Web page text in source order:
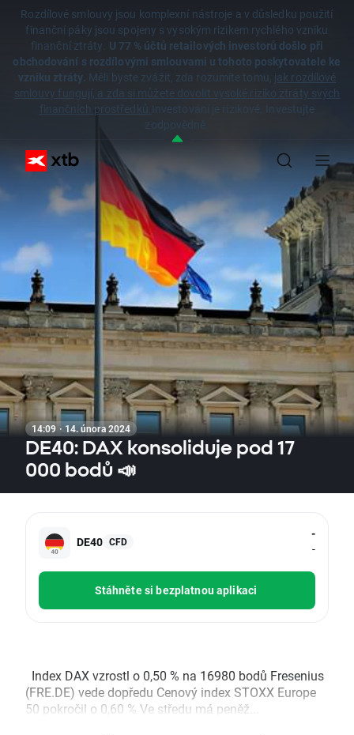
Rozdílové smlouvy jsou komplexní nástroje a v důsledku použití
finanční páky jsou spojeny s vysokým rizikem rychlého vzniku
finanční ztráty. U 77 % účtů retailových investorů došlo při
obchodování s rozdílovými smlouvami u tohoto poskytovatele ke
vzniku ztráty. Měli byste zvážit, zda rozumíte tomu, jak rozdílové
smlouvy fungují, a zda si můžete dovolit vysoké riziko ztráty svých
finančních prostředků. Investování je rizikové. Investujte
zodpovědně.
14:09 · 14. února 2024
DE40: DAX konsoliduje pod 17
000 bodů 📣
DE40 CFD
-
-
Stáhněte si bezplatnou aplikaci
Index DAX vzrostl o 0,50 % na 16980 bodů Fresenius
(FRE.DE) vede dopředu Cenový index STOXX Europe
50 pokročil o 0,60 % Ve středu má peněž...